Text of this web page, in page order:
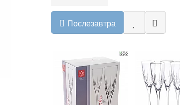
Послезавтра